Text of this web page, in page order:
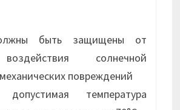
быть защищены от
солнечной
повреждений
допустимая температура